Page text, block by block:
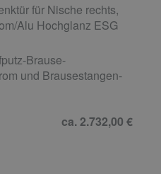
für Nische rechts,
Alu Hochglanz ESG
Brause-
und Brausestangen-
ca. 2.732,00 €